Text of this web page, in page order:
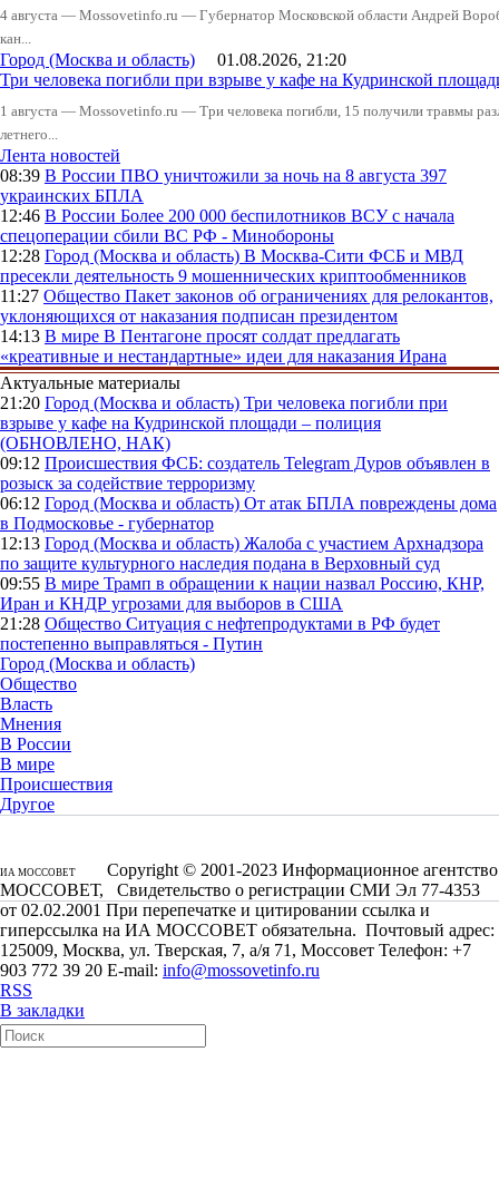
4 августа — Mossovetinfo.ru — Губернатор Московской области Андрей
кан...
Город (Москва и область) 01.08.2026, 21:20
Три человека погибли при взрыве у кафе на Кудринской
1 августа — Mossovetinfo.ru — Три человека погибли, 15 получили травмы
летнего...
Лента новостей
08:39 В России ПВО уничтожили за ночь на 8 августа 397
украинских БПЛА
12:46 В России Более 200 000 беспилотников ВСУ с начала
спецоперации сбили ВС РФ - Минобороны
12:28 Город (Москва и область) В Москва-Сити ФСБ и МВД
пресекли деятельность 9 мошеннических криптообменников
11:27 Общество Пакет законов об ограничениях для релокантов,
уклоняющихся от наказания подписан президентом
14:13 В мире В Пентагоне просят солдат предлагать
«креативные и нестандартные» идеи для наказания Ирана
Актуальные материалы
21:20 Город (Москва и область) Три человека погибли при
взрыве у кафе на Кудринской площади – полиция
(ОБНОВЛЕНО, НАК)
09:12 Происшествия ФСБ: создатель Telegram Дуров объявлен в
розыск за содействие терроризму
06:12 Город (Москва и область) От атак БПЛА повреждены дома
в Подмосковье - губернатор
12:13 Город (Москва и область) Жалоба с участием Архнадзора
по защите культурного наследия подана в Верховный суд
09:55 В мире Трамп в обращении к нации назвал Россию, КНР,
Иран и КНДР угрозами для выборов в США
21:28 Общество Ситуация с нефтепродуктами в РФ будет
постепенно выправляться - Путин
Город (Москва и область)
Общество
Власть
Мнения
В России
В мире
Происшествия
Другое
ИА МОССОВЕТ
Copyright © 2001-2023 Информационное агентство
МОССОВЕТ, Свидетельство о регистрации СМИ Эл 77-4353
от 02.02.2001 При перепечатке и цитировании ссылка и
гиперссылка на ИА МОССОВЕТ обязательна. Почтовый адрес:
125009, Москва, ул. Тверская, 7, а/я 71, Моссовет Телефон: +7
903 772 39 20 E-mail: info@mossovetinfo.ru
RSS
В закладки